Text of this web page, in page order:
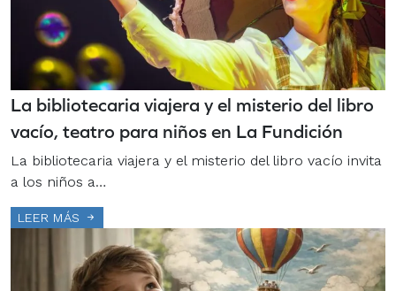
La bibliotecaria viajera y el misterio del libro
vacío, teatro para niños en La Fundición
La bibliotecaria viajera y el misterio del libro vacío invita
a los niños a…
LEER MÁS